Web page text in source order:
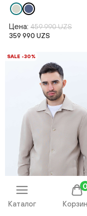
Цена: 459 990 UZS
359 990 UZS
SALE -30%
Каталог
0